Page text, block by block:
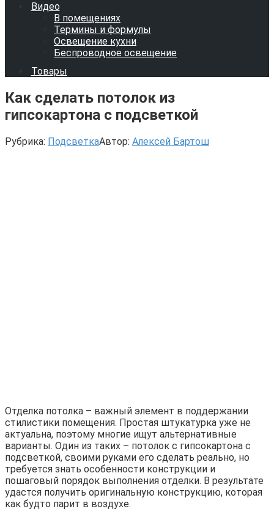
Видео
В помещениях
Термины и формулы
Освещение кухни
Беспроводное освещение
Товары
Как сделать потолок из
гипсокартона с подсветкой
Рубрика: ПодсветкаАвтор: Алексей Бартош
Отделка потолка – важный элемент в поддержании
стилистики помещения. Простая штукатурка уже не
актуальна, поэтому многие ищут альтернативные
варианты. Один из таких – потолок с гипсокартона с
подсветкой, своими руками его сделать реально, но
требуется знать особенности конструкции и
пошаговый порядок выполнения отделки. В результате
удастся получить оригинальную конструкцию, которая
как будто парит в воздухе.